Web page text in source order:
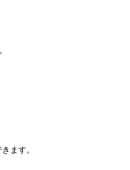
ます。